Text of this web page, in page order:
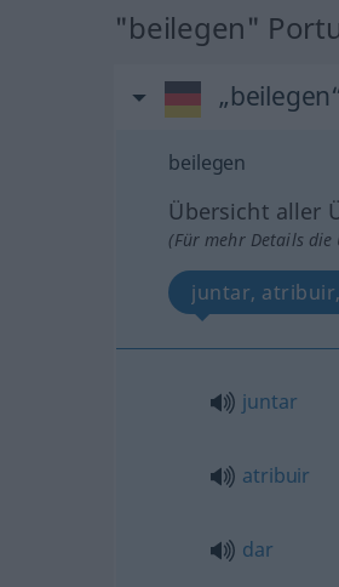
"beilegen"
beilegen
Übersicht aller
(Für mehr Details
juntar,
juntar
atribuir
dar